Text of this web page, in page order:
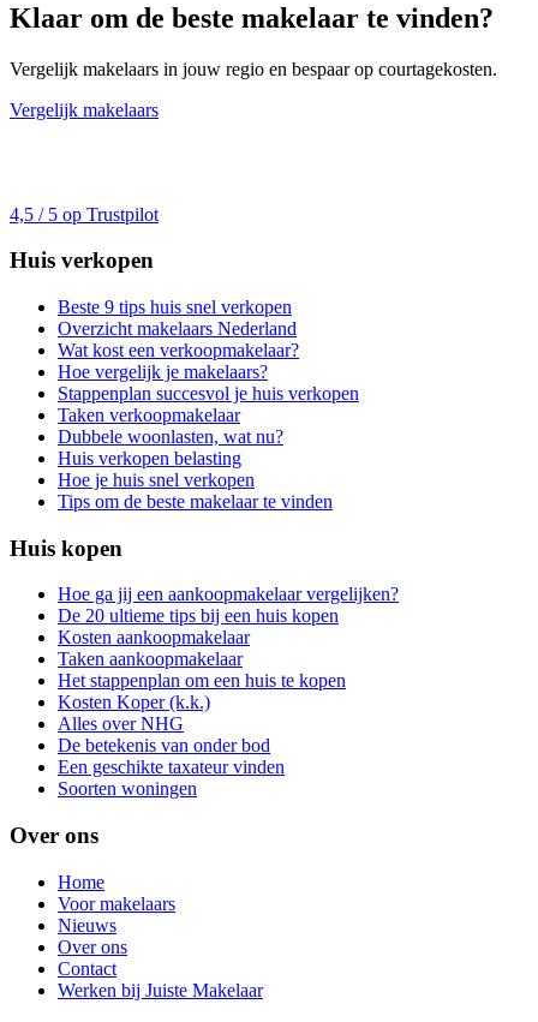
Klaar om de beste makelaar te vinden?
Vergelijk makelaars in jouw regio en bespaar op courtagekosten.
Vergelijk makelaars
4,5 / 5 op Trustpilot
Huis verkopen
Beste 9 tips huis snel verkopen
Overzicht makelaars Nederland
Wat kost een verkoopmakelaar?
Hoe vergelijk je makelaars?
Stappenplan succesvol je huis verkopen
Taken verkoopmakelaar
Dubbele woonlasten, wat nu?
Huis verkopen belasting
Hoe je huis snel verkopen
Tips om de beste makelaar te vinden
Huis kopen
Hoe ga jij een aankoopmakelaar vergelijken?
De 20 ultieme tips bij een huis kopen
Kosten aankoopmakelaar
Taken aankoopmakelaar
Het stappenplan om een huis te kopen
Kosten Koper (k.k.)
Alles over NHG
De betekenis van onder bod
Een geschikte taxateur vinden
Soorten woningen
Over ons
Home
Voor makelaars
Nieuws
Over ons
Contact
Werken bij Juiste Makelaar